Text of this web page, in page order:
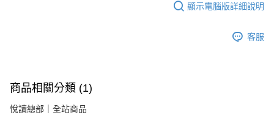
顯示電腦版詳細說明
客服
商品相關分類 (1)
悅讀總部｜全站商品